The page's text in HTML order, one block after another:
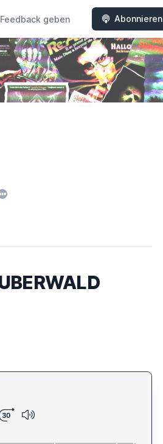
Feedback geben Abonnieren